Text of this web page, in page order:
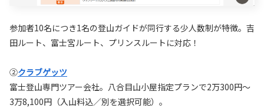
参加者10名につき1名の登山ガイドが同行する少人数制が特徴。吉
田ルート、富士宮ルート、プリンスルートに対応！
②クラブゲッツ
富士登山専門ツアー会社。八合目山小屋指定プランで2万300円〜
3万8,100円（入山料込／別を選択可能）。